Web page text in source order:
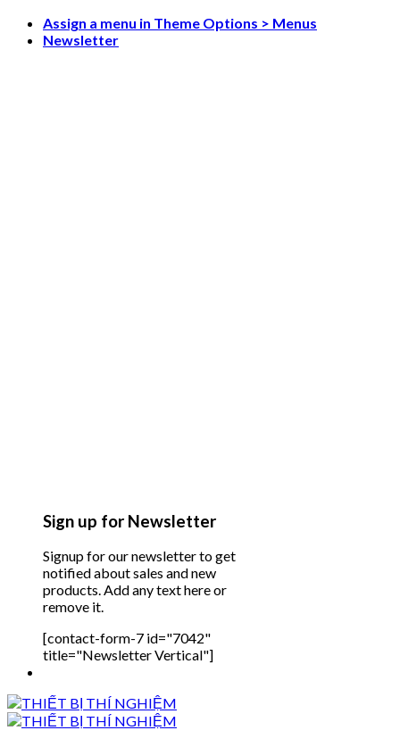
Skip
Assign a menu in Theme Options > Menus
Newsletter
Sign up for Newsletter
Signup for our newsletter to get
notified about sales and new
products. Add any text here or
remove it.
[contact-form-7 id="7042"
title="Newsletter Vertical"]